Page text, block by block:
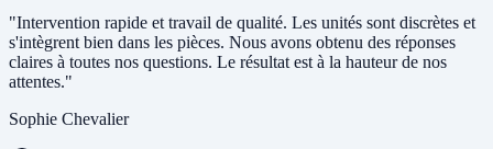
"Intervention rapide et travail de qualité. Les unités sont discrètes et
s'intègrent bien dans les pièces. Nous avons obtenu des réponses
claires à toutes nos questions. Le résultat est à la hauteur de nos
attentes."
Sophie Chevalier